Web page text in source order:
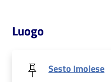
storico
Luogo
Sesto Imolese